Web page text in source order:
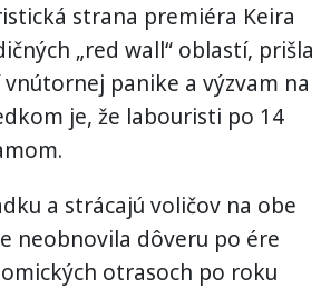
strana premiéra Keira
„red wall“ oblastí, prišla
panike a výzvam na
je, že labouristi po 14
a strácajú voličov na obe
neobnovila dôveru po ére
otrasoch po roku